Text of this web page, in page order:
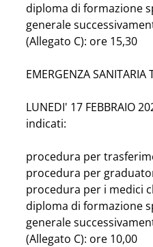
diploma di formazione
generale
(Allegato C): ore 15,30
EMERGENZA SANITARIA
LUNEDI' 17 FEBBRAIO
indicati:
procedura per
procedura per
procedura per i medici
diploma di formazione
generale
(Allegato C): ore 10,00